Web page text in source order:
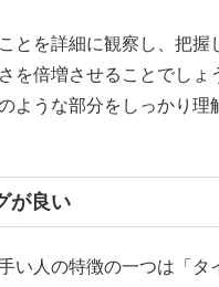
とを詳細に観察し、把握
を倍増させることでしょ
ような部分をしっかり理
が良い
い人の特徴の一つは「タ